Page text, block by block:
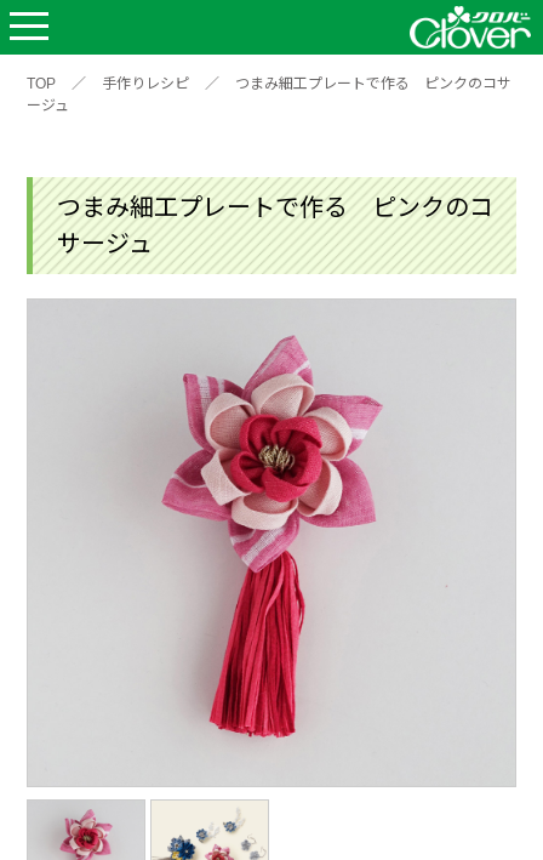
TOP ／ 手作りレシピ ／
つまみ細工プレートで作る ピンクのコサ
ージュ
つまみ細工プレートで作る ピンクのコ
サージュ